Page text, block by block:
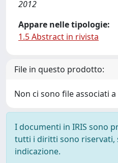
2012
Appare nelle tipologie:
1.5 Abstract in rivista
File in questo prodotto:
Non ci sono file associati
I documenti in IRIS sono
tutti i diritti sono riservati,
indicazione.